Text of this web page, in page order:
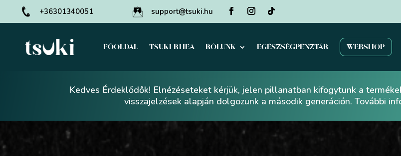
+36301340051 support@tsuki.hu
FŐOLDAL TSUKI RHEA RÓLUNK EGÉSZSÉGPÉNZTÁR WEBSHOP
Kedves Érdeklődők! Elnézéseteket kérjük, jelen pillanatban kifogytunk a
visszajelzések alapján dolgozunk a második generáción. További